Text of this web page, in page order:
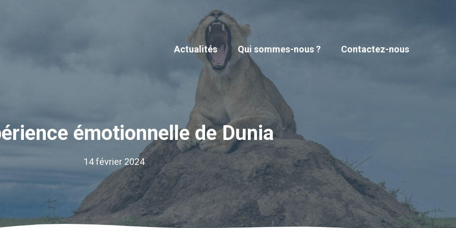
Actualités
Qui sommes-nous ? Contactez-nous
émotionnelle de Dunia
14 février 2024